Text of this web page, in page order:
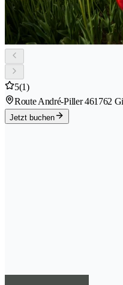
5(1)
Route André-Piller 461762
Jetzt buchen